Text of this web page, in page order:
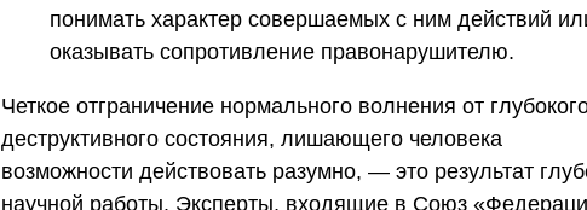
понимать характер совершаемых с ним действий
оказывать сопротивление правонарушителю.
Четкое отграничение нормального волнения от
деструктивного состояния, лишающего человека
возможности действовать разумно, — это результат
научной работы. Эксперты, входящие в Союз